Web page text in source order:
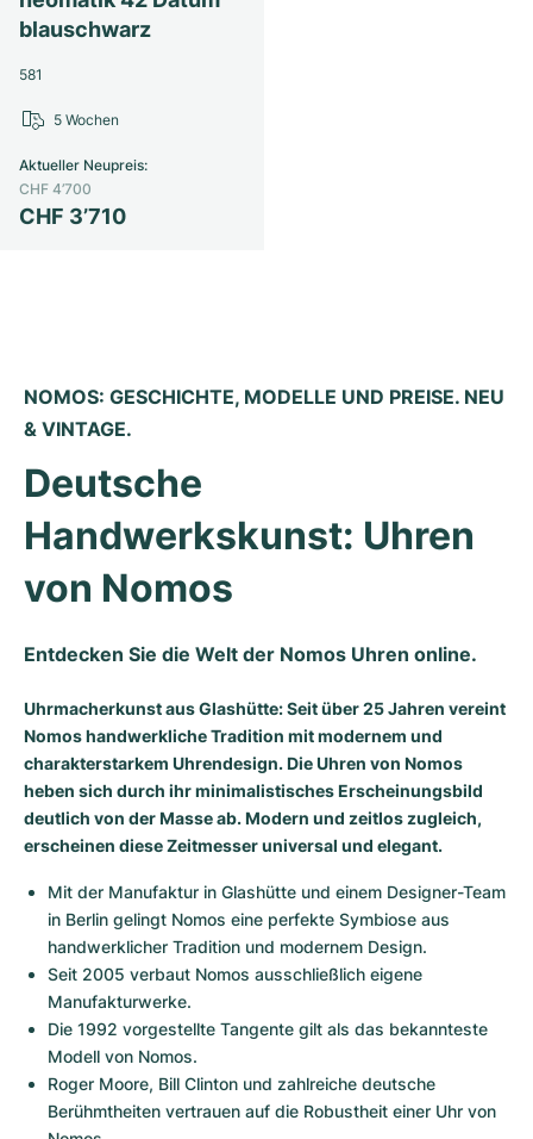
blauschwarz
581
CHF 3’710
Aktueller Neupreis:
CHF 4’700
5 Wochen
NOMOS: GESCHICHTE, MODELLE UND PREISE. NEU
& VINTAGE.
Deutsche
Handwerkskunst: Uhren
von Nomos
Entdecken Sie die Welt der Nomos Uhren online.
Uhrmacherkunst aus Glashütte: Seit über 25 Jahren vereint
Nomos handwerkliche Tradition mit modernem und
charakterstarkem Uhrendesign. Die Uhren von Nomos
heben sich durch ihr minimalistisches Erscheinungsbild
deutlich von der Masse ab. Modern und zeitlos zugleich,
erscheinen diese Zeitmesser universal und elegant.
Mit der Manufaktur in Glashütte und einem Designer-Team
in Berlin gelingt Nomos eine perfekte Symbiose aus
handwerklicher Tradition und modernem Design.
Seit 2005 verbaut Nomos ausschließlich eigene
Manufakturwerke.
Die 1992 vorgestellte Tangente gilt als das bekannteste
Modell von Nomos.
Roger Moore, Bill Clinton und zahlreiche deutsche
Berühmtheiten vertrauen auf die Robustheit einer Uhr von